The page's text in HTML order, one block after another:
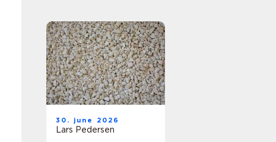
30. june 2026
Lars Pedersen